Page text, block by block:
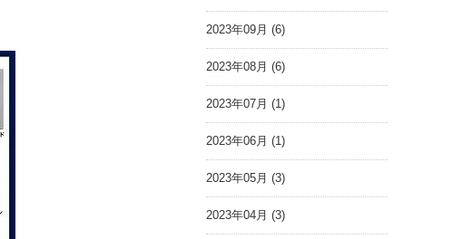
2023年09月 (6)
2023年08月 (6)
2023年07月 (1)
2023年06月 (1)
2023年05月 (3)
2023年04月 (3)